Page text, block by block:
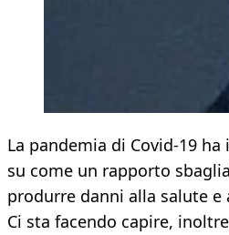
La pandemia di Covid-19
su come un rapporto
produrre danni alla salute e
Ci sta facendo capire,